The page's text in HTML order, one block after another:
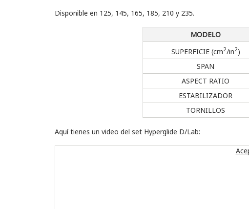
Disponible en 125, 145, 165, 185, 210 y 235.
MODELO
SUPERFICIE (cm2/in2)
SPAN
ASPECT RATIO
ESTABILIZADOR
TORNILLOS
Aquí tienes un video del set Hyperglide D/Lab: